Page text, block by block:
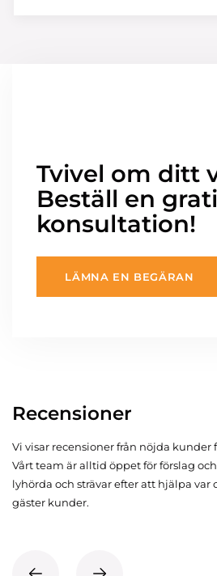
Tvivel om ditt
Beställ en
konsultation!
LÄMNA EN BEGÄRAN
Recensioner
Vi visar recensioner från nöjda kunder
Vårt team är alltid öppet för förslag
lyhörda och strävar efter att hjälpa var
gäster kunder.